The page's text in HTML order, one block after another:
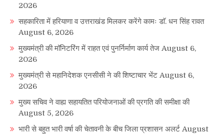
2026
सहकारिता में हरियाणा व उत्तराखंड मिलकर करेंगे कामः डाॅ. धन सिंह रावत
August 6, 2026
मुख्यमंत्री की मॉनिटरिंग में राहत एवं पुनर्निर्माण कार्य तेज August 6,
2026
मुख्यमंत्री से महानिदेशक एनसीसी ने की शिष्टाचार भेंट August 6,
2026
मुख्य सचिव ने वाह्य सहायतित परियोजनाओं की प्रगति की समीक्षा की
August 5, 2026
भारी से बहुत भारी वर्षा की चेतावनी के बीच जिला प्रशासन अलर्ट August